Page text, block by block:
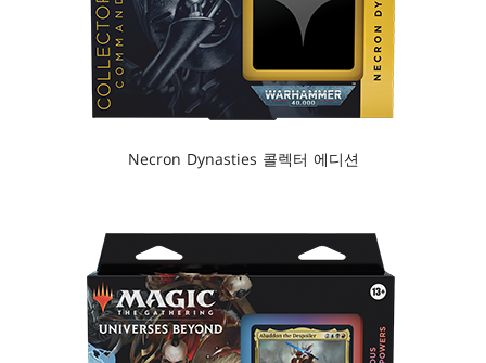
Necron Dynasties 콜렉터 에디션